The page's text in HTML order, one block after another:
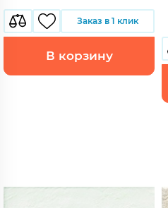
Заказ в 1 клик
В корзину